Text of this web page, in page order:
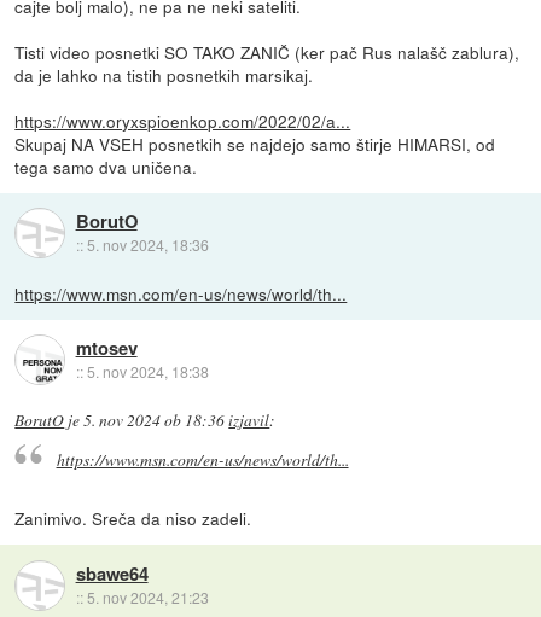
cajte bolj malo), ne pa ne neki sateliti.
Tisti video posnetki SO TAKO ZANIČ (ker pač Rus nalašč zablura),
da je lahko na tistih posnetkih marsikaj.
https://www.oryxspioenkop.com/2022/02/a...
Skupaj NA VSEH posnetkih se najdejo samo štirje HIMARSI, od
tega samo dva uničena.
BorutO
:: 5. nov 2024, 18:36
https://www.msn.com/en-us/news/world/th...
mtosev
::5. nov 2024, 18:38
BorutO je5. nov 2024 ob 18:36izjavil:
https://www.msn.com/en-us/news/world/th...
Zanimivo. Sreča da niso zadeli.
sbawe64
:: 5. nov 2024, 21:23